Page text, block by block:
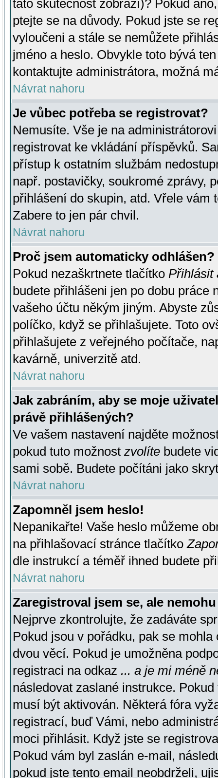
tato skutečnost zobrazí)? Pokud
ptejte se na důvody. Pokud jste se
vyloučeni a stále se nemůžete
jméno a heslo. Obvykle toto bývá
kontaktujte administrátora, možná
Návrat nahoru
Je vůbec potřeba se registrovat?
Nemusíte. Vše je na
registrovat ke vkládání příspěvků.
přístup k ostatním službám
např. postavičky, soukromé zprávy,
přihlášení do skupin, atd. Vřele vám
Zabere to jen pár chvil.
Návrat nahoru
Proč jsem automaticky odhlášen?
Pokud nezaškrtnete tlačítko Přihlásit
budete přihlášeni jen po dobu práce
vašeho účtu někým jiným. Abyste
políčko, když se přihlašujete. Toto
přihlašujete z veřejného počítače,
kavárně, univerzitě atd.
Návrat nahoru
Jak zabráním, aby se moje
právě přihlášených?
Ve vašem nastavení najděte
pokud tuto možnost zvolíte budete
sami sobě. Budete počítáni jako
Návrat nahoru
Zapomněl jsem heslo!
Nepanikařte! Vaše heslo můžeme
na přihlašovací stránce tlačítko
dle instrukcí a téměř ihned budete
Návrat nahoru
Zaregistroval jsem se, ale
Nejprve zkontrolujte, že zadáváte
Pokud jsou v pořádku, pak se
dvou věcí. Pokud je umožněna
registraci na odkaz ... a je mi méně
následovat zaslané instrukce.
musí být aktivován. Některá fóra
registrací, buď Vámi, nebo
moci přihlásit. Když jste se
Pokud vám byl zaslán e-mail,
pokud jste tento email neobdrželi,